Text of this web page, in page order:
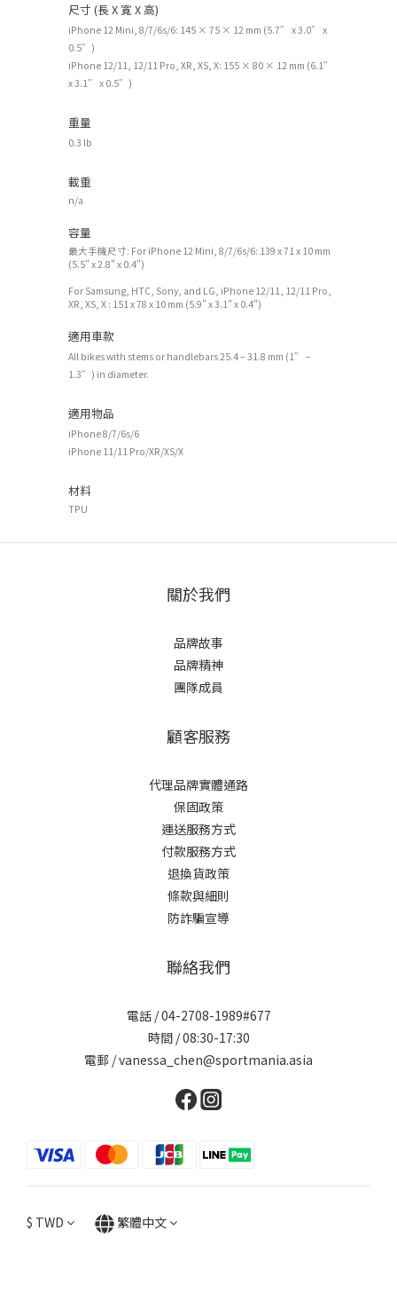
尺寸 (長 X 寬 X 高)
iPhone 12 Mini, 8/7/6s/6: 145 × 75 × 12 mm (5.7” x 3.0” x
0.5”)
iPhone 12/11, 12/11 Pro, XR, XS, X: 155 × 80 × 12 mm (6.1”
x 3.1” x 0.5”)
重量
0.3 lb
載重
n/a
容量
最大手機尺寸: For iPhone 12 Mini, 8/7/6s/6: 139 x 71 x 10 mm
(5.5" x 2.8" x 0.4")
For Samsung, HTC, Sony, and LG, iPhone 12/11, 12/11 Pro,
XR, XS, X : 151 x 78 x 10 mm (5.9" x 3.1" x 0.4")
適用車款
All bikes with stems or handlebars 25.4 – 31.8 mm (1” –
1.3”) in diameter.
適用物品
iPhone 8/7/6s/6
iPhone 11/11 Pro/XR/XS/X
材料
TPU
關於我們
品牌故事
品牌精神
團隊成員
顧客服務
代理品牌實體通路
保固政策
運送服務方式
付款服務方式
退換貨政策
條款與細則
防詐騙宣導
聯絡我們
電話 / 04-2708-1989#677
時間 / 08:30-17:30
電郵 / vanessa_chen@sportmania.asia
$ TWD 繁體中文